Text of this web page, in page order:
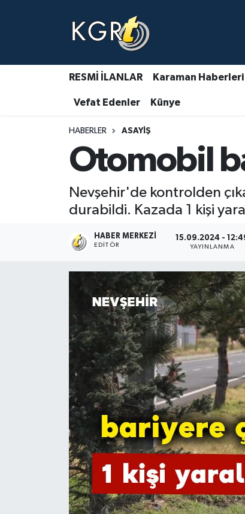
RESMİ İLANLAR Karaman Haberleri
Vefat Edenler Künye
HABERLER ASAYIŞ
Otomobil
Nevşehir'de kontrolden
durabildi. Kazada 1 kişi
HABER MERKEZI
EDITÖR
15.09.2024 -
YAYINLANMA
Karaman Haberleri
Gündem Haberleri
Güncel Haberler
Asayiş Haberleri
Ulusal Haberler